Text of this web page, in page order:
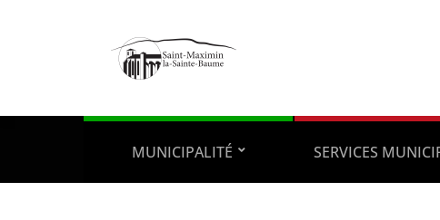
MUNICIPALITÉ SERVICES